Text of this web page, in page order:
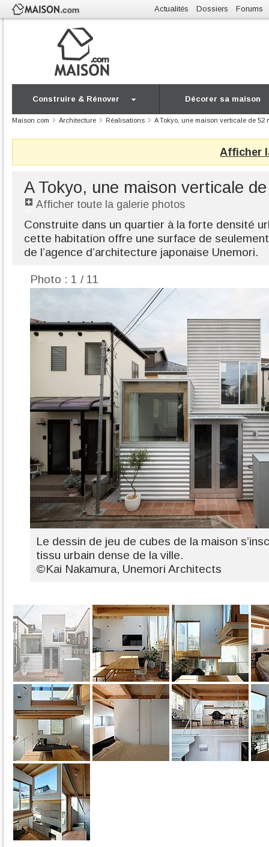
Actualités Dossiers Forums
Construire & Rénover Décorer sa maison
Maison.com Architecture Réalisations A Tokyo, une maison verticale de 52
Afficher
A Tokyo, une maison verticale de
Afficher toute la galerie photos
Construite dans un quartier à la forte densité
cette habitation offre une surface de
de l’agence d’architecture japonaise Unemori.
Photo : 1 / 11
Le dessin de jeu de cubes de la maison
tissu urbain dense de la ville.
©Kai Nakamura, Unemori Architects